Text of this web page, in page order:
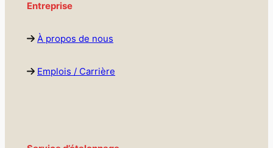
Entreprise
À propos de nous
Emplois / Carrière